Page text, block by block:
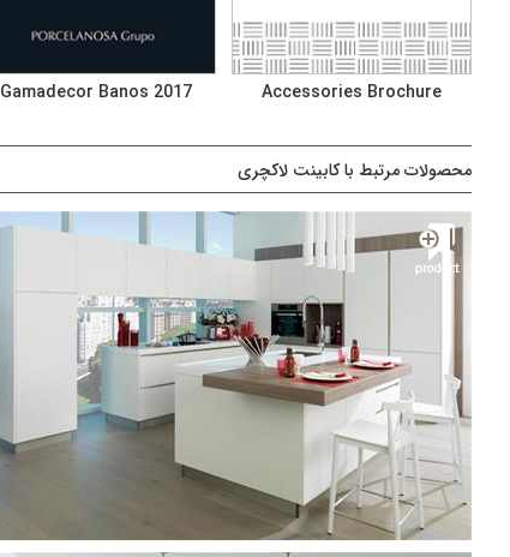
Accessories Brochure
Gamadecor Banos 2017
محصولات مرتبط با کابینت لاکچری